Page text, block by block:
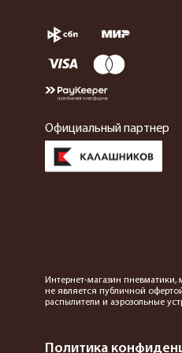
Официальный партнер
Интернет-магазин
не является публичной
распылители и аэрозольные
Политика